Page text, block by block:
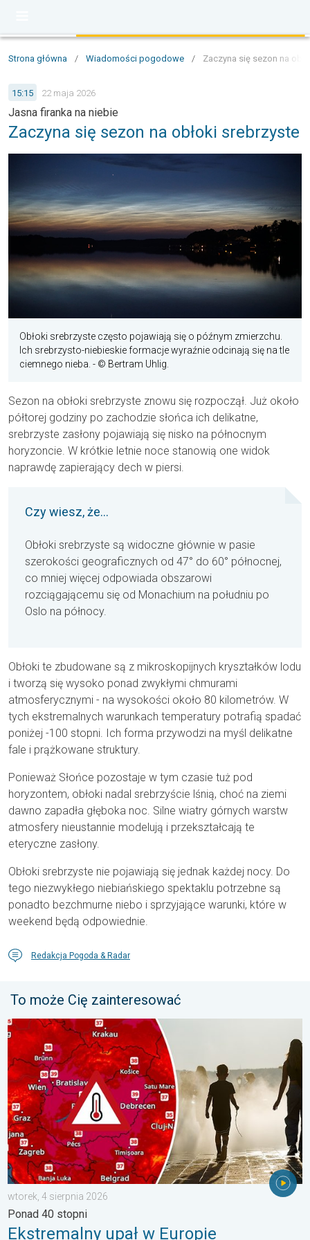
Strona główna / Wiadomości pogodowe / Zaczyna się sezon na
15:15 22 maja 2026
Jasna firanka na niebie
Zaczyna się sezon na obłoki srebrzyste
Obłoki srebrzyste często pojawiają się o późnym zmierzchu.
Ich srebrzysto-niebieskie formacje wyraźnie odcinają się na tle
ciemnego nieba. - © Bertram Uhlig.
Sezon na obłoki srebrzyste znowu się rozpoczął. Już około
półtorej godziny po zachodzie słońca ich delikatne,
srebrzyste zasłony pojawiają się nisko na północnym
horyzoncie. W krótkie letnie noce stanowią one widok
naprawdę zapierający dech w piersi.
Czy wiesz, że...
Obłoki srebrzyste są widoczne głównie w pasie
szerokości geograficznych od 47° do 60° północnej,
co mniej więcej odpowiada obszarowi
rozciągającemu się od Monachium na południu po
Oslo na północy.
Obłoki te zbudowane są z mikroskopijnych kryształków lodu
i tworzą się wysoko ponad zwykłymi chmurami
atmosferycznymi - na wysokości około 80 kilometrów. W
tych ekstremalnych warunkach temperatury potrafią spadać
poniżej -100 stopni. Ich forma przywodzi na myśl delikatne
fale i prążkowane struktury.
Ponieważ Słońce pozostaje w tym czasie tuż pod
horyzontem, obłoki nadal srebrzyście lśnią, choć na ziemi
dawno zapadła głęboka noc. Silne wiatry górnych warstw
atmosfery nieustannie modelują i przekształcają te
eteryczne zasłony.
Obłoki srebrzyste nie pojawiają się jednak każdej nocy. Do
tego niezwykłego niebiańskiego spektaklu potrzebne są
ponadto bezchmurne niebo i sprzyjające warunki, które w
weekend będą odpowiednie.
Redakcja Pogoda & Radar
To może Cię zainteresować
Ekstremalny upał w Europie Wschodniej. Ponad 40 stopni. . .
wtorek, 4 sierpnia 2026
Ponad 40 stopni
Ekstremalny upał w Europie